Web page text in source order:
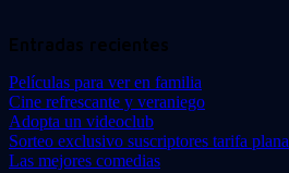
Entradas recientes
Películas para ver en familia
Cine refrescante y veraniego
Adopta un videoclub
Sorteo exclusivo suscriptores tarifa plana
Las mejores comedias